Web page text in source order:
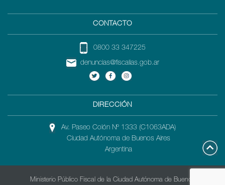
CONTACTO
0800 33 347225
denuncias@fiscalias.gob.ar
DIRECCIÓN
Av. Paseo Colón Nº 1333 (C1063ADA)
Ciudad Autónoma de Buenos Aires
Argentina
Ministerio Público Fiscal de la Ciudad Autónoma de Buenos